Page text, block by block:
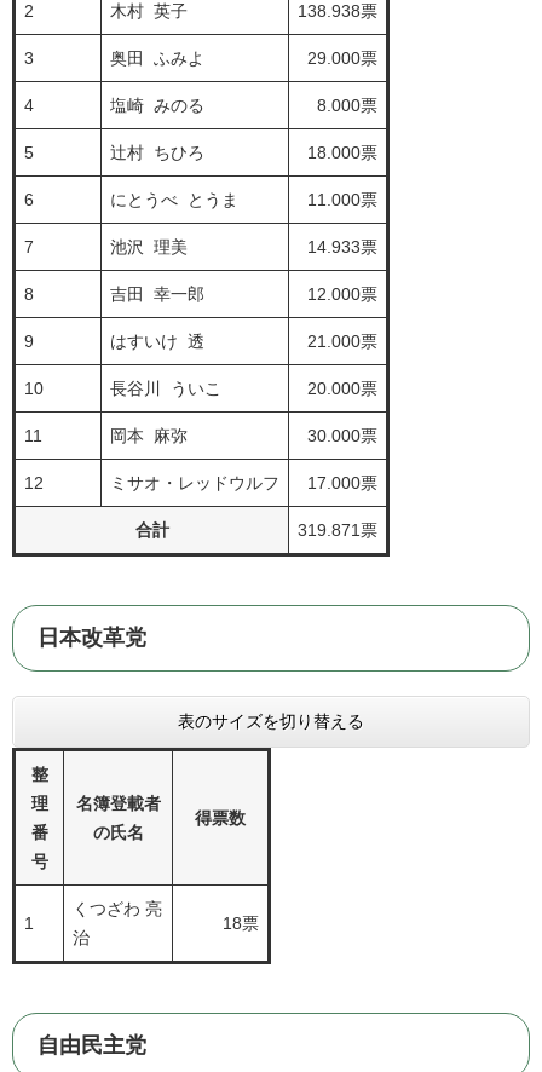
2 木村 英子 138.938票
3 奥田 ふみよ 29.000票
4 塩崎 みのる 8.000票
5 辻村 ちひろ 18.000票
6 にとうべ とうま 11.000票
7 池沢 理美 14.933票
8 吉田 幸一郎 12.000票
9 はすいけ 透 21.000票
10 長谷川 ういこ 20.000票
11 岡本 麻弥 30.000票
12 ミサオ・レッドウルフ 17.000票
合計 319.871票
日本改革党
表のサイズを切り替える
整
理
番
号
名簿登載者
の氏名
得票数
1
くつざわ 亮
治
18票
自由民主党